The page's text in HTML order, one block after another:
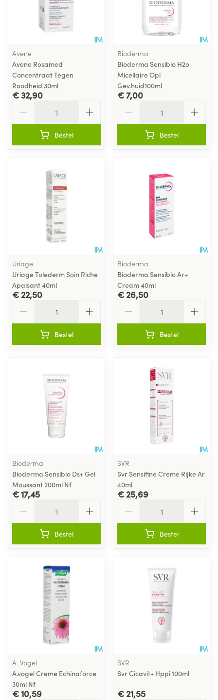
Avene
Avene Rosamed
Concentraat Tegen
Roodheid 30ml
€ 32,90
Bestel
Bioderma
Bioderma Sensibio H2o
Micellaire Opl
Gev.huid100ml
€ 7,00
Bestel
Uriage
Uriage Tolederm Soin Riche
Apaisant 40ml
€ 22,50
Bestel
Bioderma
Bioderma Sensibio Ar+
Cream 40ml
€ 26,50
Bestel
Bioderma
Bioderma Sensibio Ds+ Gel
Moussant 200ml Nf
€ 17,45
Bestel
SVR
Svr Sensifine Creme Rijke Ar
40ml
€ 25,69
Bestel
A. Vogel
A.vogel Creme Echinaforce
30ml Nf
€ 10,59
SVR
Svr Cicavit+ Hppi 100ml
€ 21,55